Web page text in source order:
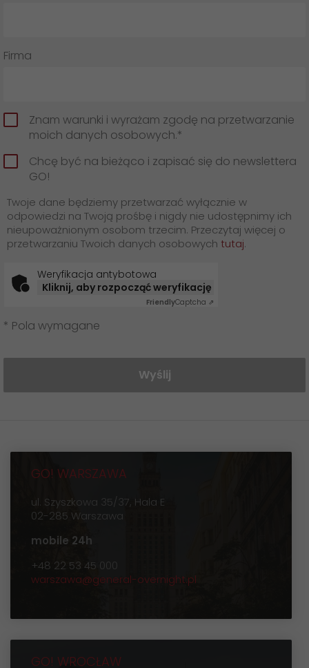
Firma
Znam warunki i wyrażam zgodę na przetwarzanie
moich danych osobowych.*
Chcę być na bieżąco i zapisać się do newslettera
GO!
Twoje dane będziemy przetwarzać wyłącznie w
odpowiedzi na Twoją prośbę i nigdy nie udostępnimy ich
nieupoważnionym osobom trzecim. Przeczytaj więcej o
przetwarzaniu Twoich danych osobowych tutaj.
Weryfikacja antybotowa
Kliknij, aby rozpocząć weryfikację
FriendlyCaptcha ⇗
* Pola wymagane
Wyślij
GO! WARSZAWA
ul. Szyszkowa 35/37, Hala E
02-285 Warszawa
mobile 24h
+48 22 53 45 000
warszawa@general-overnight.pl
GO! WROCŁAW